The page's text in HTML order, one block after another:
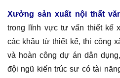
Xưởng sản xuất nội thất
trong lĩnh vực tư vấn thiết kế
các khâu từ thiết kế, thi công
và hoàn công dự án dân
đội ngũ kiến trúc sư có tài